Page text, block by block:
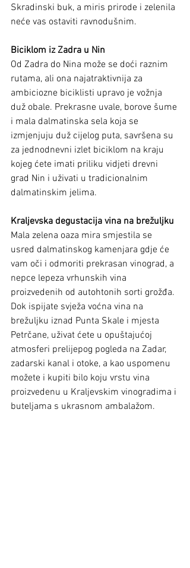
Skradinski buk, a miris prirode i zelenila
neće vas ostaviti ravnodušnim.
Biciklom iz Zadra u Nin
Od Zadra do Nina može se doći raznim
rutama, ali ona najatraktivnija za
ambiciozne biciklisti upravo je vožnja
duž obale. Prekrasne uvale, borove šume
i mala dalmatinska sela koja se
izmjenjuju duž cijelog puta, savršena su
za jednodnevni izlet biciklom na kraju
kojeg ćete imati priliku vidjeti drevni
grad Nin i uživati u tradicionalnim
dalmatinskim jelima.
Kraljevska degustacija vina na brežuljku
Mala zelena oaza mira smjestila se
usred dalmatinskog kamenjara gdje će
vam oči i odmoriti prekrasan vinograd, a
nepce lepeza vrhunskih vina
proizvedenih od autohtonih sorti grožđa.
Dok ispijate svježa voćna vina na
brežuljku iznad Punta Skale i mjesta
Petrčane, uživat ćete u opuštajućoj
atmosferi prelijepog pogleda na Zadar,
zadarski kanal i otoke, a kao uspomenu
možete i kupiti bilo koju vrstu vina
proizvedenu u Kraljevskim vinogradima i
buteljama s ukrasnom ambalažom.